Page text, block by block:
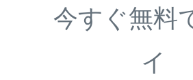
今すぐ無料
イ